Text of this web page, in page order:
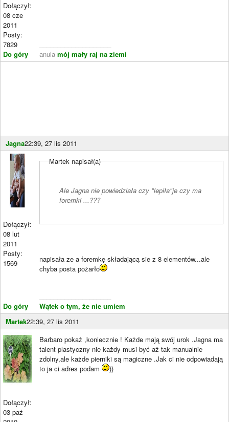
Dołączył:
08 cze
2011
Posty:
7829
Do góry
anula mój mały raj na ziemi
Jagna22:39, 27 lis 2011
Dołączył:
08 lut
2011
Posty:
1569
Do góry
Martek napisał(a)
Ale Jagna nie powiedziała czy "lepiła"je czy ma
foremki ...???
napisała ze a foremkę składającą sie z 8 elementów...ale
chyba posta pożarło
Wątek o tym, że nie umiem
Martek22:39, 27 lis 2011
Dołączył:
03 paź
Barbaro pokaż ,koniecznie ! Każde mają swój urok .Jagna ma
talent plastyczny nie każdy musi być aż tak manualnie
zdolny,ale każde pierniki są magiczne .Jak ci nie odpowiadają
to ja ci adres podam
))